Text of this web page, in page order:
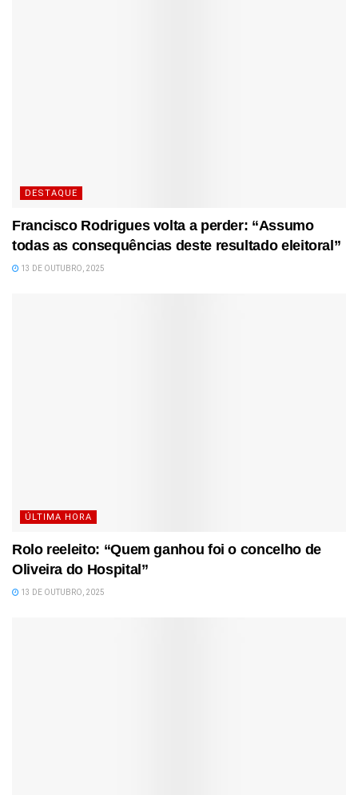
DESTAQUE
Francisco Rodrigues volta a perder: “Assumo
todas as consequências deste resultado eleitoral”
13 DE OUTUBRO, 2025
ÚLTIMA HORA
Rolo reeleito: “Quem ganhou foi o concelho de
Oliveira do Hospital”
13 DE OUTUBRO, 2025